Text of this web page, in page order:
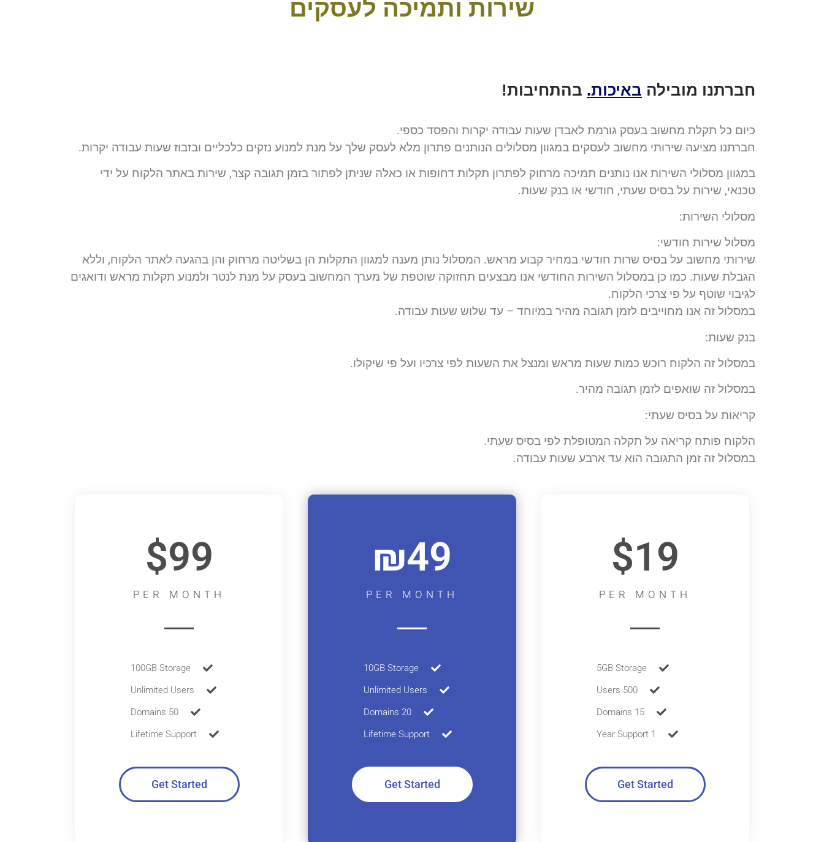
שירות ותמיכה לעסקים
חברתנו מובילה באיכות. בהתחיבות!
כיום כל תקלת מחשוב בעסק גורמת לאבדן שעות עבודה יקרות והפסד כספי.
חברתנו מציעה שירותי מחשוב לעסקים במגוון מסלולים הנותנים פתרון מלא לעסק שלך על מנת למנוע נזקים כלכליים ובזבוז שעות עבודה יקרות.
במגוון מסלולי השירות אנו נותנים תמיכה מרחוק לפתרון תקלות דחופות או כאלה שניתן לפתור בזמן תגובה קצר, שירות באתר הלקוח על ידי
טכנאי, שירות על בסיס שעתי, חודשי או בנק שעות.
מסלולי השירות:
מסלול שירות חודשי:
שירותי מחשוב על בסיס שרות חודשי במחיר קבוע מראש. המסלול נותן מענה למגוון התקלות הן בשליטה מרחוק והן בהגעה לאתר הלקוח, וללא
הגבלת שעות. כמו כן במסלול השירות החודשי אנו מבצעים תחזוקה שוטפת של מערך המחשוב בעסק על מנת לנטר ולמנוע תקלות מראש ודואגים
לגיבוי שוטף על פי צרכי הלקוח.
במסלול זה אנו מחוייבים לזמן תגובה מהיר במיוחד – עד שלוש שעות עבודה.
בנק שעות:
במסלול זה הלקוח רוכש כמות שעות מראש ומנצל את השעות לפי צרכיו ועל פי שיקולו.
במסלול זה שואפים לזמן תגובה מהיר.
קריאות על בסיס שעתי:
הלקוח פותח קריאה על תקלה המטופלת לפי בסיס שעתי.
במסלול זה זמן התגובה הוא עד ארבע שעות עבודה.
$19
PER MONTH
5GB Storage
500 Users
15 Domains
1 Year Support
Get Started
₪49
PER MONTH
10GB Storage
Unlimited Users
20 Domains
Lifetime Support
Get Started
$99
PER MONTH
100GB Storage
Unlimited Users
50 Domains
Lifetime Support
Get Started